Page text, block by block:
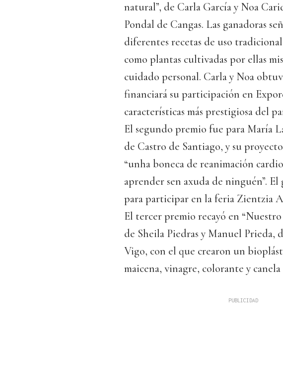
natural”, de Carla García y Noa
Pondal de Cangas. Las ganadoras
diferentes recetas de uso
como plantas cultivadas por ellas
cuidado personal. Carla y Noa
financiará su participación en
características más prestigiosa del
El segundo premio fue para María
de Castro de Santiago, y su
“unha boneca de reanimación
aprender sen axuda de ninguén”.
para participar en la feria Zientzia
El tercer premio recayó en
de Sheila Piedras y Manuel
Vigo, con el que crearon un
maicena, vinagre, colorante y